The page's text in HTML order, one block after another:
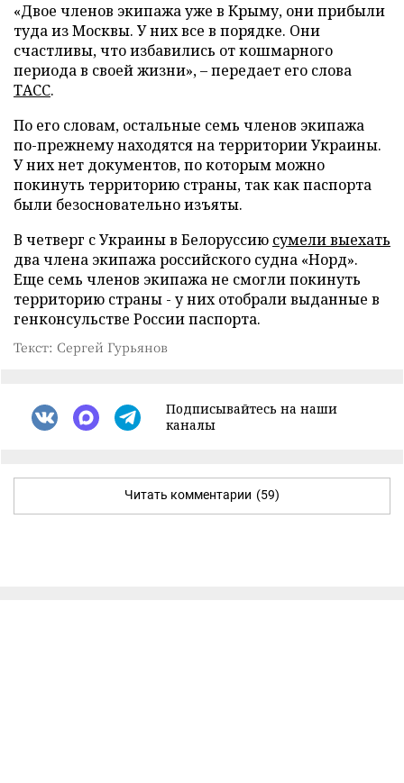
«Двое членов экипажа уже в Крыму, они прибыли
туда из Москвы. У них все в порядке. Они
счастливы, что избавились от кошмарного
периода в своей жизни», – передает его слова
ТАСС.
По его словам, остальные семь членов экипажа
по-прежнему находятся на территории Украины.
У них нет документов, по которым можно
покинуть территорию страны, так как паспорта
были безосновательно изъяты.
В четверг с Украины в Белоруссию сумели выехать
два члена экипажа российского судна «Норд».
Еще семь членов экипажа не смогли покинуть
территорию страны - у них отобрали выданные в
генконсульстве России паспорта.
Текст: Сергей Гурьянов
Подписывайтесь на наши
каналы
Читать комментарии (59)